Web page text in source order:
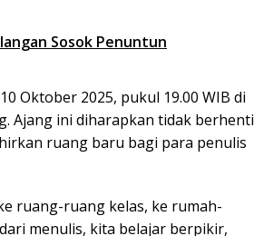
Sosok Penuntun
Oktober 2025, pukul 19.00 WIB di
. Ajang ini diharapkan tidak berhenti
ruang baru bagi para penulis
ruang-ruang kelas, ke rumah-
menulis, kita belajar berpikir,